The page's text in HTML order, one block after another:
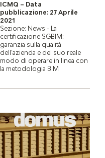
ICMQ – Data
pubblicazione: 27 Aprile
2021
Sezione: News - La
certificazione SGBIM:
garanzia sulla qualità
dell’azienda e del suo reale
modo di operare in linea con
la metodologia BIM